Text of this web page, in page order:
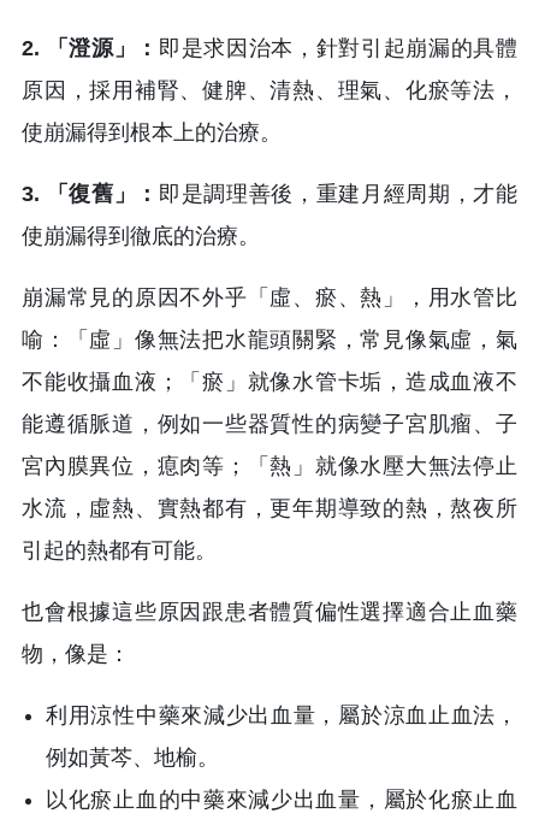
2. 「澄源」： 即是求因治本，針對引起崩漏的具體
原因，採用補腎、健脾、清熱、理氣、化瘀等法，
使崩漏得到根本上的治療。
3. 「復舊」： 即是調理善後，重建月經周期，才能
使崩漏得到徹底的治療。
崩漏常見的原因不外乎「虛、瘀、熱」，用水管比
喻：「虛」像無法把水龍頭關緊，常見像氣虛，氣
不能收攝血液；「瘀」就像水管卡垢，造成血液不
能遵循脈道，例如一些器質性的病變子宮肌瘤、子
宮內膜異位，瘜肉等；「熱」就像水壓大無法停止
水流，虛熱、實熱都有，更年期導致的熱，熬夜所
引起的熱都有可能。
也會根據這些原因跟患者體質偏性選擇適合止血藥
物，像是：
利用涼性中藥來減少出血量，屬於涼血止血法，
例如黃芩、地榆。
以化瘀止血的中藥來減少出血量，屬於化瘀止血